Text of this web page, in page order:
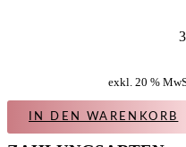
exkl. 20 %
IN DEN WARENKORB